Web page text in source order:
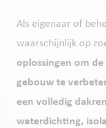
Als eigenaar of
waarschijnlijk op
oplossingen om
gebouw te
een volledig
waterdichting,